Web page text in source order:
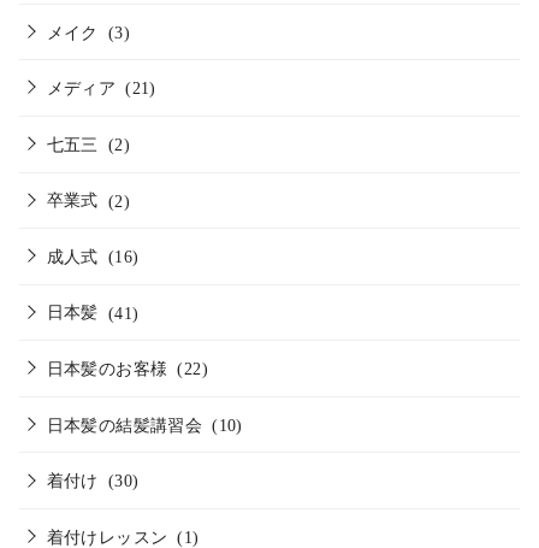
メイク (3)
メディア (21)
七五三 (2)
卒業式 (2)
成人式 (16)
日本髪 (41)
日本髪のお客様 (22)
日本髪の結髪講習会 (10)
着付け (30)
着付けレッスン (1)